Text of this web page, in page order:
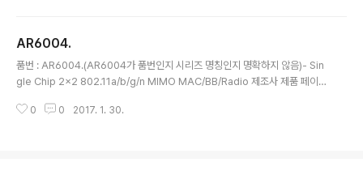
ocol accelerator Automatic packet assembly (P
reamble, Address, CRC)Automatic packed dete
ction and validationDynamic payload length, 1 to
AR6004.
품번 : AR6004.(AR6004가 품번인지 시리즈 명칭인지 명확하지 않음)- Sin
gle Chip 2x2 802.11a/b/g/n MIMO MAC/BB/Radio 제조사 제품 페이지
www.qualcomm.com/documents/ar6004-datasheet ///1198.
0 0 2017. 1. 30.